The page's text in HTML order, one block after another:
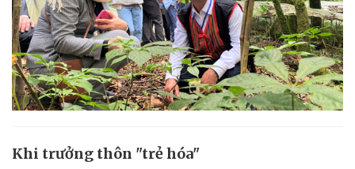
Khi trưởng thôn "trẻ hóa"